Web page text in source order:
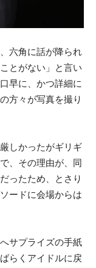
六角に話が降られ
とがない」と言い
早に、かつ詳細に
方々が写真を撮り
しかったがギリギ
、その理由が、同
ったため、とさり
ードに会場からは
サプライズの手紙
らくアイドルに戻